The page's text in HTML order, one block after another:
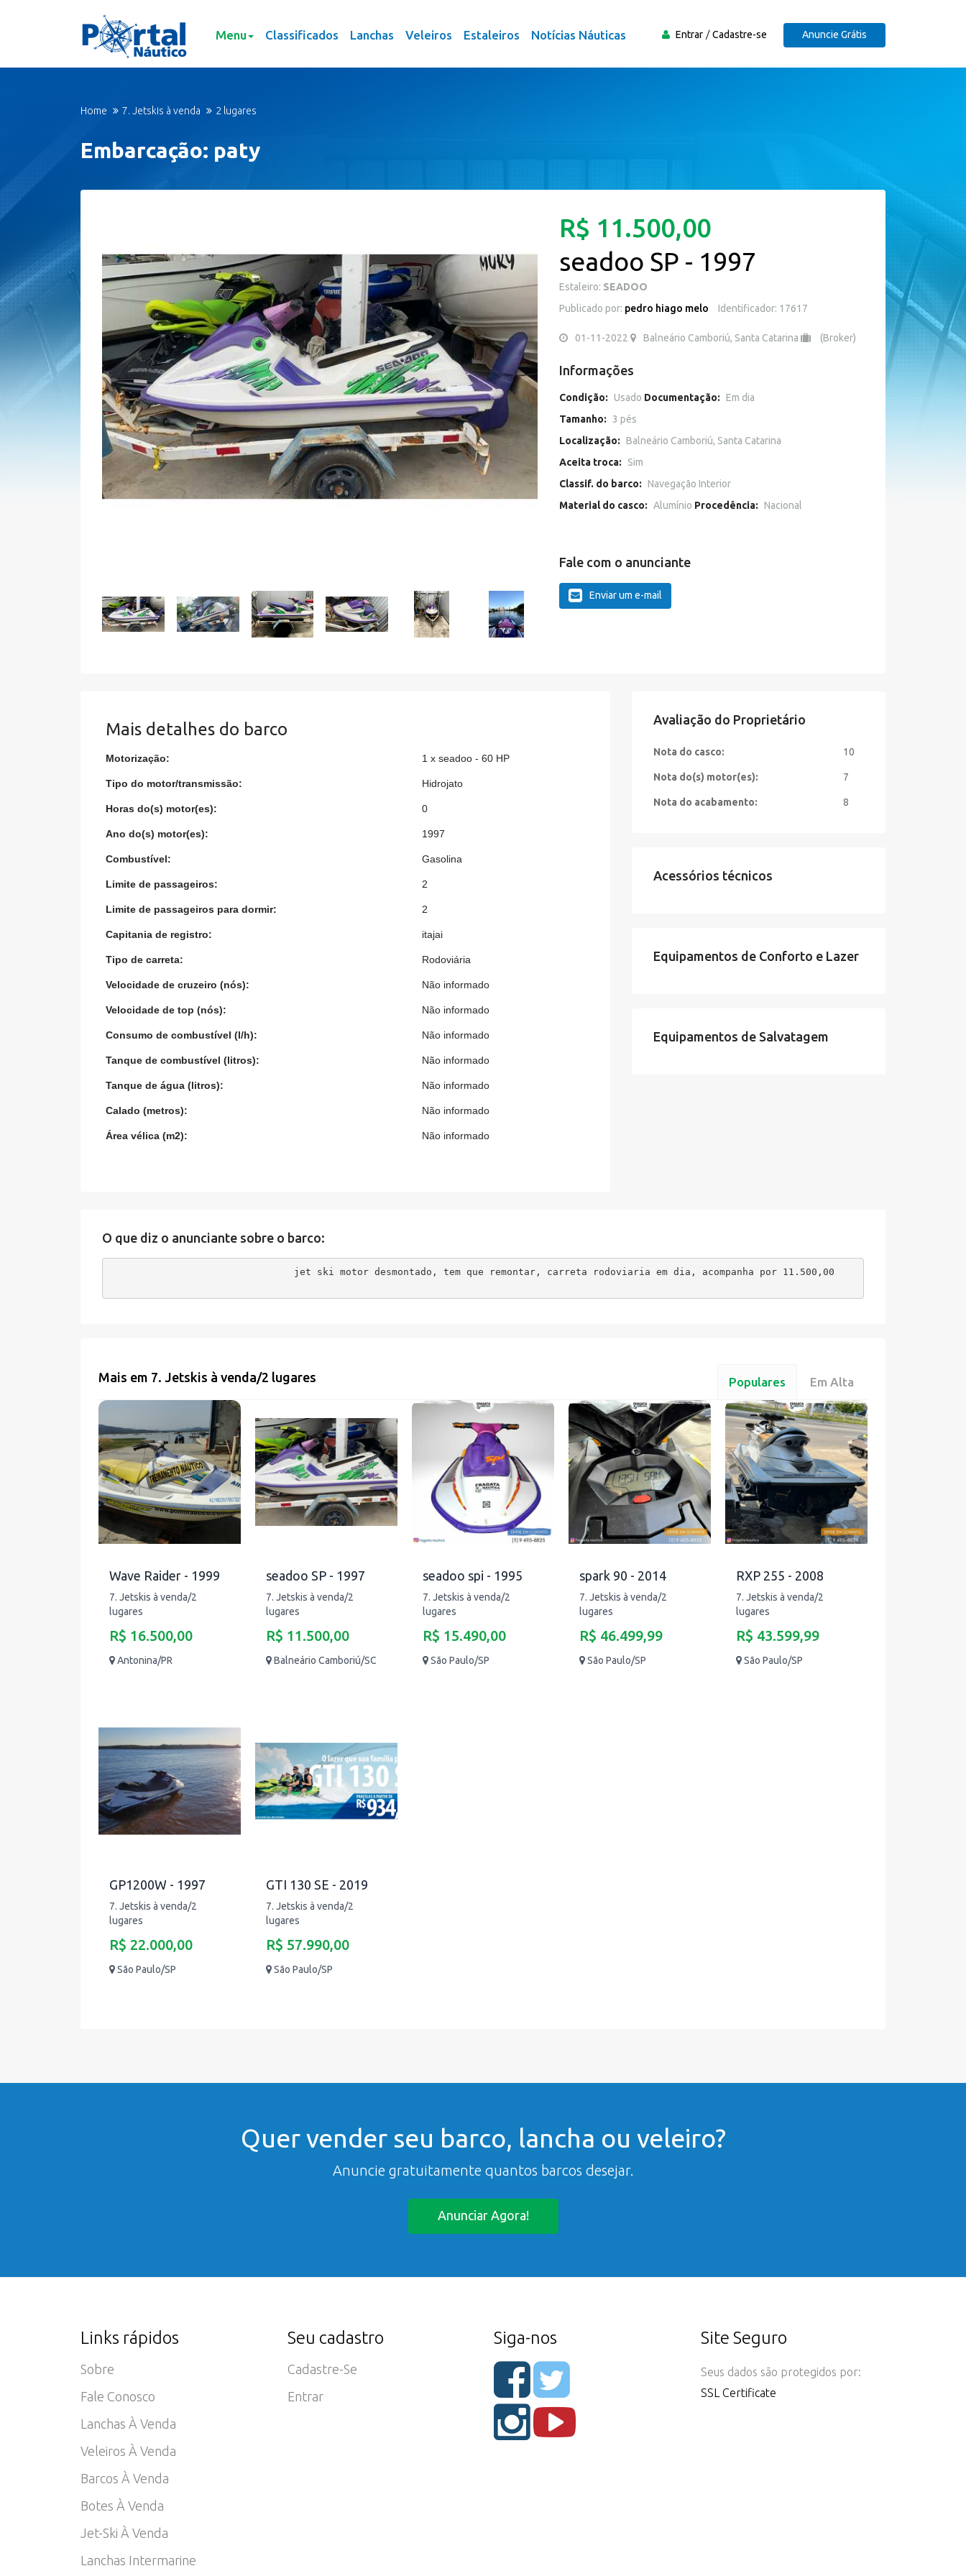
Menu Classificados Lanchas Veleiros Estaleiros Notícias Náuticas Entrar Cadastre-se Anuncie Grátis
Home 7. Jetskis à venda 2 lugares
Embarcação: paty
R$ 11.500,00
seadoo SP - 1997
Estaleiro: SEADOO
Publicado por: pedro hiago melo Identificador: 17617
01-11-2022 Balneário Camboriú, Santa Catarina (Broker)
Informações
Condição: Usado Documentação: Em dia
Tamanho:
3 pés
Localização: Balneário Camboriú, Santa Catarina
Aceita troca:
Sim
Classif. do barco: Navegação Interior
Material do casco: Alumínio Procedência: Nacional
Fale com o anunciante
Enviar um e-mail
Mais detalhes do barco
Motorização: 1 x seadoo - 60 HP
Tipo do motor/transmissão: Hidrojato
Horas do(s) motor(es): 0
Ano do(s) motor(es): 1997
Combustível: Gasolina
Limite de passageiros: 2
Limite de passageiros para dormir: 2
Capitania de registro: itajai
Tipo de carreta: Rodoviária
Velocidade de cruzeiro (nós): Não informado
Velocidade de top (nós): Não informado
Consumo de combustível (l/h): Não informado
Tanque de combustível (litros): Não informado
Tanque de água (litros): Não informado
Calado (metros): Não informado
Área vélica (m2): Não informado
Avaliação do Proprietário
Nota do casco: 10
Nota do(s) motor(es): 7
Nota do acabamento: 8
Acessórios técnicos
Equipamentos de Conforto e Lazer
Equipamentos de Salvatagem
O que diz o anunciante sobre o barco:
jet ski motor desmontado, tem que remontar, carreta rodoviaria em dia, acompanha por 11.500,00
Mais em 7. Jetskis à venda/2 lugares Populares Em Alta
Wave Raider - 1999
7. Jetskis à venda/2
lugares
R$ 16.500,00
Antonina/PR
seadoo SP - 1997
7. Jetskis à venda/2
lugares
R$ 11.500,00
Balneário Camboriú/SC
seadoo spi - 1995
7. Jetskis à venda/2
lugares
R$ 15.490,00
São Paulo/SP
spark 90 - 2014
7. Jetskis à venda/2
lugares
R$ 46.499,99
São Paulo/SP
RXP 255 - 2008
7. Jetskis à venda/2
lugares
R$ 43.599,99
São Paulo/SP
GP1200W - 1997
7. Jetskis à venda/2
lugares
R$ 22.000,00
São Paulo/SP
GTI 130 SE - 2019
7. Jetskis à venda/2
lugares
R$ 57.990,00
São Paulo/SP
Quer vender seu barco, lancha ou veleiro?
Anuncie gratuitamente quantos barcos desejar.
Anunciar Agora!
Links rápidos
Sobre
Fale Conosco
Lanchas À Venda
Veleiros À Venda
Barcos À Venda
Botes À Venda
Jet-Ski À Venda
Lanchas Intermarine
Seu cadastro
Cadastre-Se
Entrar
Siga-nos Site Seguro
Seus dados são protegidos por:
SSL Certificate